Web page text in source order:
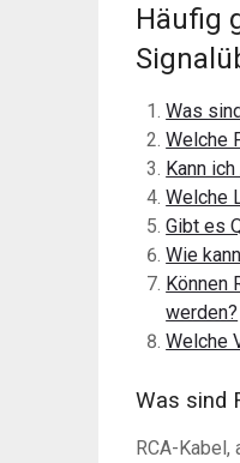
Häufig
Was
Welche
Kann
Welche
Gibt es
Wie
Können
werden?
Welche
Was sind
RCA-